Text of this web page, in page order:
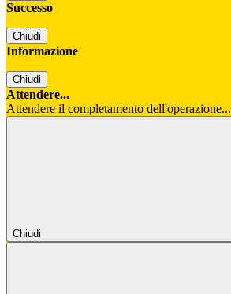
Successo
Chiudi
Informazione
Chiudi
Attendere...
Attendere il completamento dell'operazione...
Chiudi